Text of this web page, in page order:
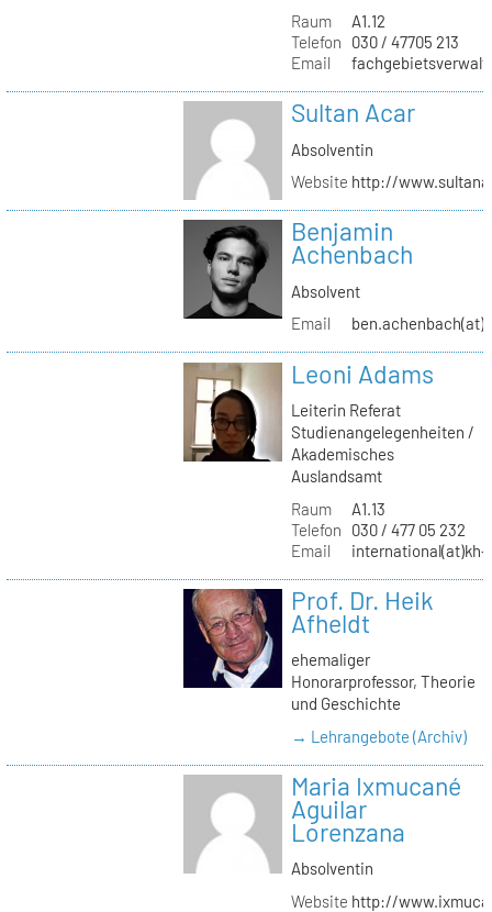
Raum
A1.12
Telefon
030 / 47705 213
Email
Sultan Acar
Absolventin
Website http://
Benjamin
Achenbach
Absolvent
Email
Leoni Adams
Leiterin Referat
Studienangelegenheiten /
Akademisches
Auslandsamt
Raum
A1.13
Telefon
030 / 477 05 232
Email
international(at)kh-
Prof. Dr. Heik
Afheldt
ehemaliger
Honorarprofessor, Theorie
und Geschichte
→ Lehrangebote (Archiv)
Maria Ixmucané
Aguilar
Lorenzana
Absolventin
Website http://